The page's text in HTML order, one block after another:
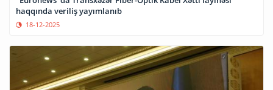
haqqında veriliş yayımlanıb
18-12-2025